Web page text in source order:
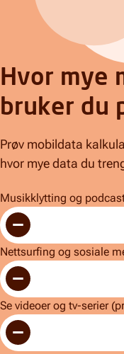
Hvor mye
bruker du
Prøv mobildata
hvor mye data du
Musikklytting og
Nettsurfing og sosiale
Se videoer og tv-serier